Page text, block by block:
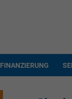
FINANZIERUNG